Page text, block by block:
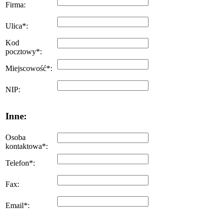
Firma:
Ulica*:
Kod
pocztowy*:
Miejscowość*:
NIP:
Inne:
Osoba
kontaktowa*:
Telefon*:
Fax:
Email*: